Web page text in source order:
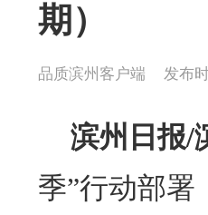
期）
品质滨州客户端 发布
滨州日报/
季”行动部